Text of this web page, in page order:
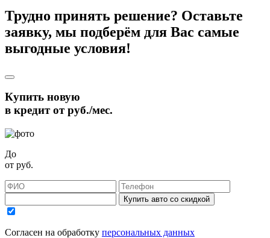
Трудно принять решение? Оставьте
заявку, мы подберём для Вас самые
выгодные условия!
Купить новую
в кредит отруб./мес.
До
от руб.
Купить авто со скидкой
Согласен на обработку персональных данных